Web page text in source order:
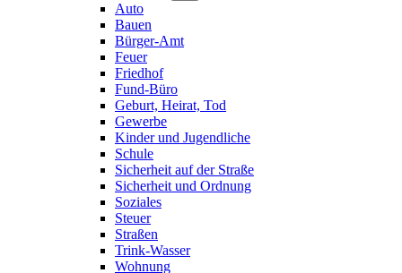
Auto
Bauen
Bürger-Amt
Feuer
Friedhof
Fund-Büro
Geburt, Heirat, Tod
Gewerbe
Kinder und Jugendliche
Schule
Sicherheit auf der Straße
Sicherheit und Ordnung
Soziales
Steuer
Straßen
Trink-Wasser
Wohnung